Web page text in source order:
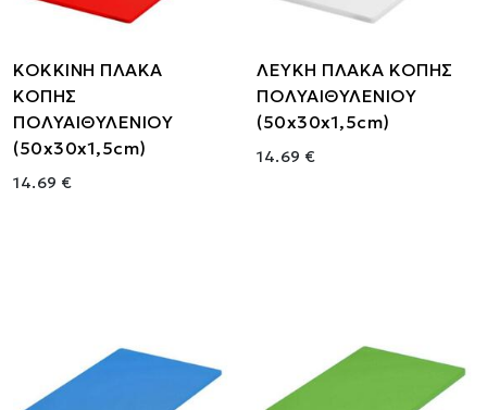
ΚΟΚΚΙΝΗ ΠΛΑΚΑ
ΚΟΠΗΣ
ΠΟΛΥΑΙΘΥΛΕΝΙΟΥ
(50x30x1,5cm)
14.69 €
ΛΕΥΚΗ ΠΛΑΚΑ ΚΟΠΗΣ
ΠΟΛΥΑΙΘΥΛΕΝΙΟΥ
(50x30x1,5cm)
14.69 €